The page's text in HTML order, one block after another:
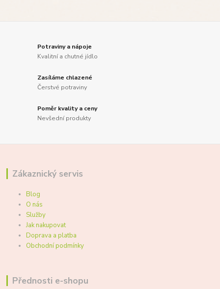
Potraviny a nápoje
Kvalitní a chutné jídlo
Zasíláme chlazené
Čerstvé potraviny
Poměr kvality a ceny
Nevšední produkty
Zákaznický servis
Blog
O nás
Služby
Jak nakupovat
Doprava a platba
Obchodní podmínky
Přednosti e-shopu